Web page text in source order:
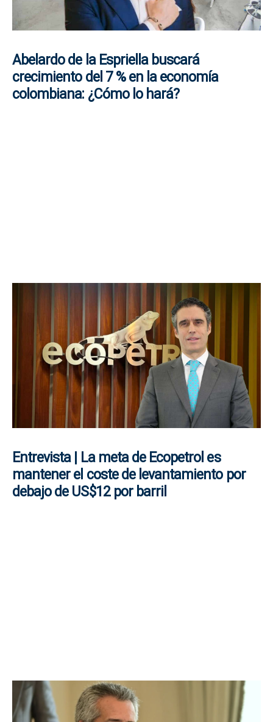
Abelardo de la Espriella buscará
crecimiento del 7 % en la economía
colombiana: ¿Cómo lo hará?
Entrevista | La meta de Ecopetrol es
mantener el coste de levantamiento por
debajo de US$12 por barril